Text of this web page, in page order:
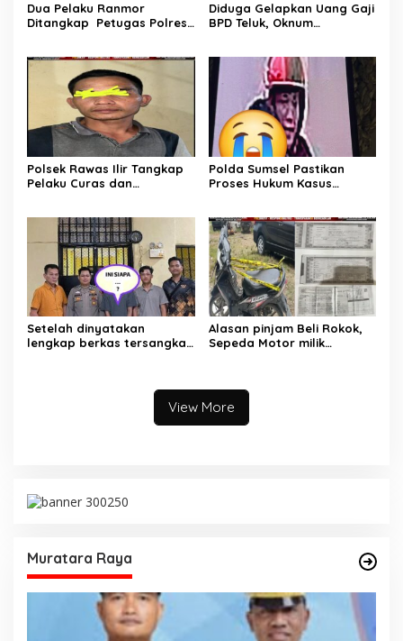
Dua Pelaku Ranmor
Ditangkap Petugas Polres
Diduga Gelapkan Uang Gaji
BPD Teluk, Oknum
Polsek Rawas Ilir Tangkap
Pelaku Curas dan
Polda Sumsel Pastikan
Proses Hukum Kasus
Persidangan
Setelah dinyatakan
lengkap berkas tersangka
Alasan pinjam Beli Rokok,
Sepeda Motor milik
View More
Muratara Raya